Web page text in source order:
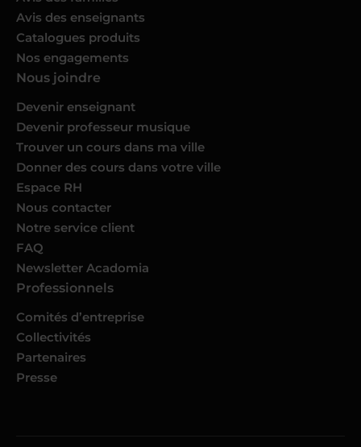
Avis des enseignants
Catalogues produits
Nos engagements
Nous joindre
Devenir enseignant
Devenir professeur musique
Trouver un cours dans ma ville
Donner des cours dans votre ville
Espace RH
Nous contacter
Notre service client
FAQ
Newsletter Acadomia
Professionnels
Comités d’entreprise
Collectivités
Partenaires
Presse